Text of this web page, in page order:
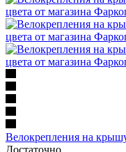
Велокрепления на
Достаточно